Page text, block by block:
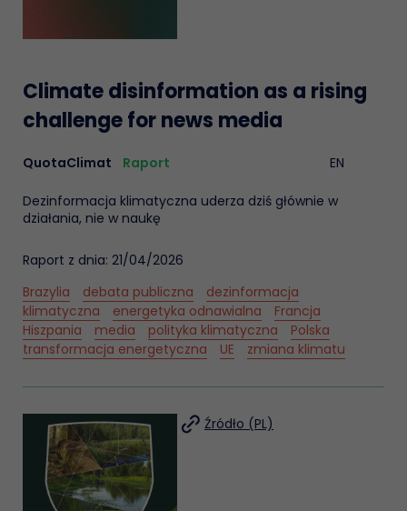
Climate disinformation as a rising
challenge for news media
QuotaClimat Raport EN
Dezinformacja klimatyczna uderza dziś głównie w
działania, nie w naukę
Raport z dnia: 21/04/2026
Brazylia
debata publiczna
dezinformacja
klimatyczna
energetyka odnawialna
Francja
Hiszpania
media polityka klimatyczna
Polska
transformacja energetyczna
UE zmiana klimatu
Źródło (PL)